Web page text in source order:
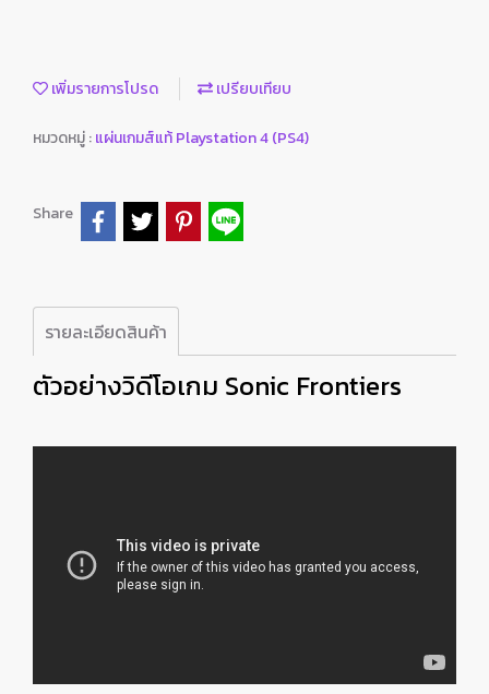
เพิ่มรายการโปรด เปรียบเทียบ
หมวดหมู่ :แผ่นเกมส์แท้ Playstation 4 (PS4)
Share
รายละเอียดสินค้า
ตัวอย่างวิดีโอเกม Sonic Frontiers